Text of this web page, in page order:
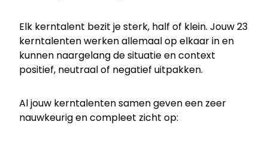
Elk kerntalent bezit je sterk, half of klein. Jouw 23
kerntalenten werken allemaal op elkaar in en
kunnen naargelang de situatie en context
positief, neutraal of negatief uitpakken.
Al jouw kerntalenten samen geven een zeer
nauwkeurig en compleet zicht op: